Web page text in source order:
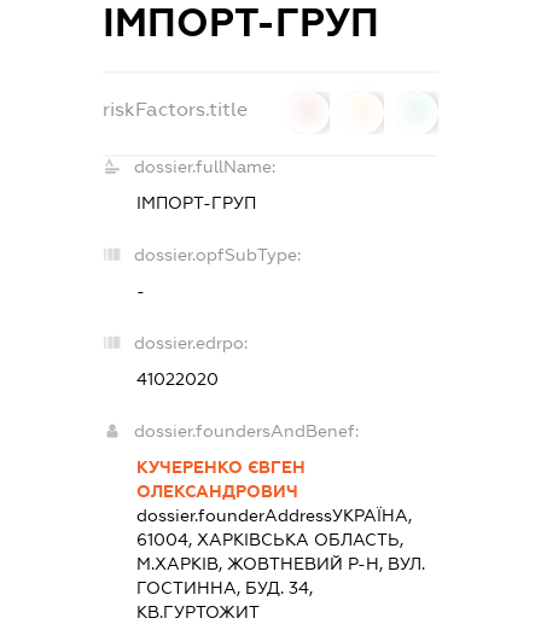
ІМПОРТ-ГРУП
riskFactors.title
dossier.fullName:
ІМПОРТ-ГРУП
dossier.opfSubType:
-
dossier.edrpo:
41022020
dossier.foundersAndBenef:
КУЧЕРЕНКО ЄВГЕН
ОЛЕКСАНДРОВИЧ
dossier.founderAddressУКРАЇНА,
61004, ХАРКIВСЬКА ОБЛАСТЬ,
М.ХАРКІВ, ЖОВТНЕВИЙ Р-Н, ВУЛ.
ГОСТИННА, БУД. 34,
КВ.ГУРТОЖИТ